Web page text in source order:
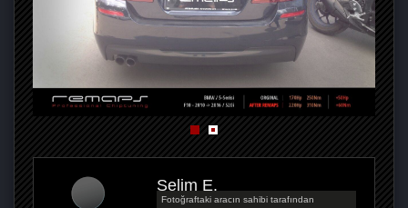
Selim E.
Fotoğraftaki aracın sahibi tarafından